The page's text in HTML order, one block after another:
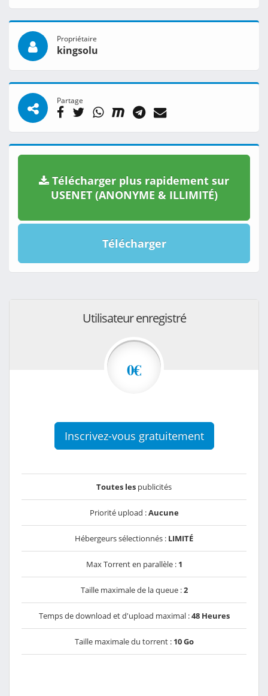
Propriétaire
kingsolu
Partage
Télécharger plus rapidement sur
USENET (ANONYME & ILLIMITÉ)
Télécharger
Utilisateur enregistré
0€
Inscrivez-vous gratuitement
Toutes les publicités
Priorité upload :Aucune
Hébergeurs sélectionnés : LIMITÉ
Max Torrent en parallèle : 1
Taille maximale de la queue :2
Temps de download et d'upload maximal :48 Heures
Taille maximale du torrent : 10 Go